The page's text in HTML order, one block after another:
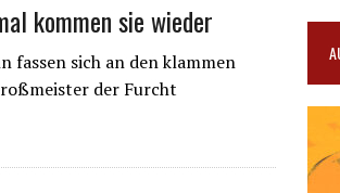
kommen sie wieder
fassen sich an den klammen
der Furcht